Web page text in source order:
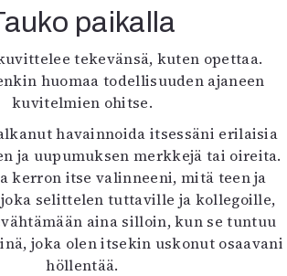
Sarjakuva
Sámegillii
Pääkirjoitus
Paperilehdestä
Oulu2026
Musiikki
Levyt
Kuvataide
Kirjat
In English
Esitystaide
paikalla
tekevänsä, kuten opettaa.
huomaa todellisuuden ajaneen
kuvitelmien ohitse.
havainnoida itsessäni erilaisia
ja uupumuksen merkkejä tai oireita.
kerron itse valinneeni, mitä teen ja
selittelen tuttaville ja kollegoille,
aina silloin, kun se tuntuu
joka olen itsekin uskonut osaavani
höllentää.